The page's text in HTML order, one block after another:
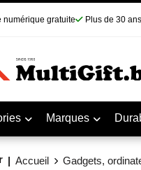
gratuite Plus de 30
Marques
| Accueil Gadgets,